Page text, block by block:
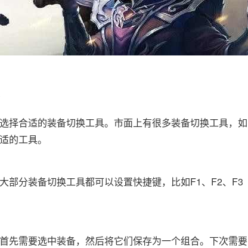
择合适的装备切换工具。市面上有很多装备切换工具，如
的工具。
部分装备切换工具都可以设置快捷键，比如F1、F2、F3
先需要选中装备，然后将它们保存为一个组合。下次需要